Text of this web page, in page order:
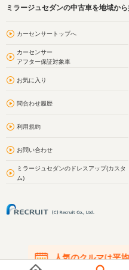
ミラージュセダンの中古車を地域か
カーセンサートップへ
カーセンサー
アフター保証対象車
お気に入り
問合わせ履歴
利用規約
お問い合わせ
ミラージュセダンのドレスアップ(カスタ
ム)
人気のクルマは平
在庫が無くなる前にお